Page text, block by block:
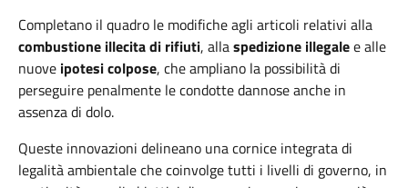
Completano il quadro le modifiche agli articoli relativi alla
combustione illecita di rifiuti, allaspedizione illegalee alle
nuove ipotesi colpose, che ampliano la possibilità di
perseguire penalmente le condotte dannose anche in
assenza di dolo.
Queste innovazioni delineano una cornice integrata di
legalità ambientale che coinvolge tutti i livelli di governo, in